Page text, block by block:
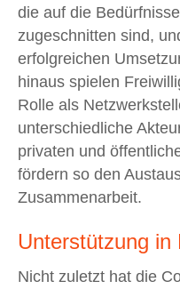
die auf die
zugeschnitten sind,
erfolgreichen
hinaus spielen
Rolle als
unterschiedliche
privaten und
fördern so den
Zusammenarbeit.
Unterstützung in
Nicht zuletzt hat die